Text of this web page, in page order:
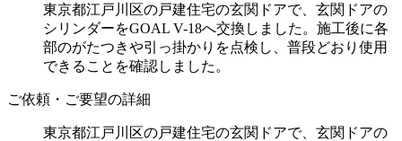
東京都江戸川区の戸建住宅の玄関ドアで、玄関ドアの
シリンダーをGOAL V-18へ交換しました。施工後に各
部のがたつきや引っ掛かりを点検し、普段どおり使用
できることを確認しました。
ご依頼・ご要望の詳細
東京都江戸川区の戸建住宅の玄関ドアで、玄関ドアの